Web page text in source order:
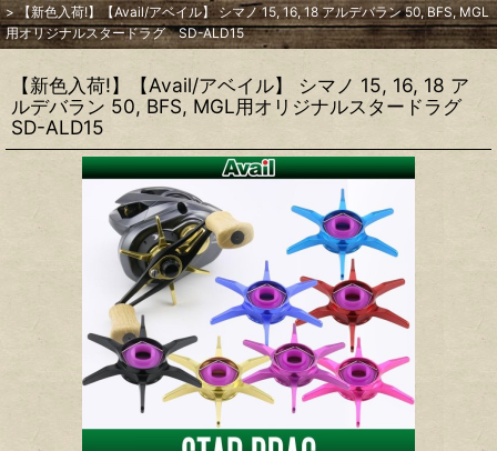
> 【新色入荷!】【Avail/アベイル】 シマノ 15, 16, 18 アルデバラン 50, BFS, MGL
用オリジナルスタードラグ SD-ALD15
【新色入荷!】【Avail/アベイル】 シマノ 15, 16, 18 ア
ルデバラン 50, BFS, MGL用オリジナルスタードラグ
SD-ALD15